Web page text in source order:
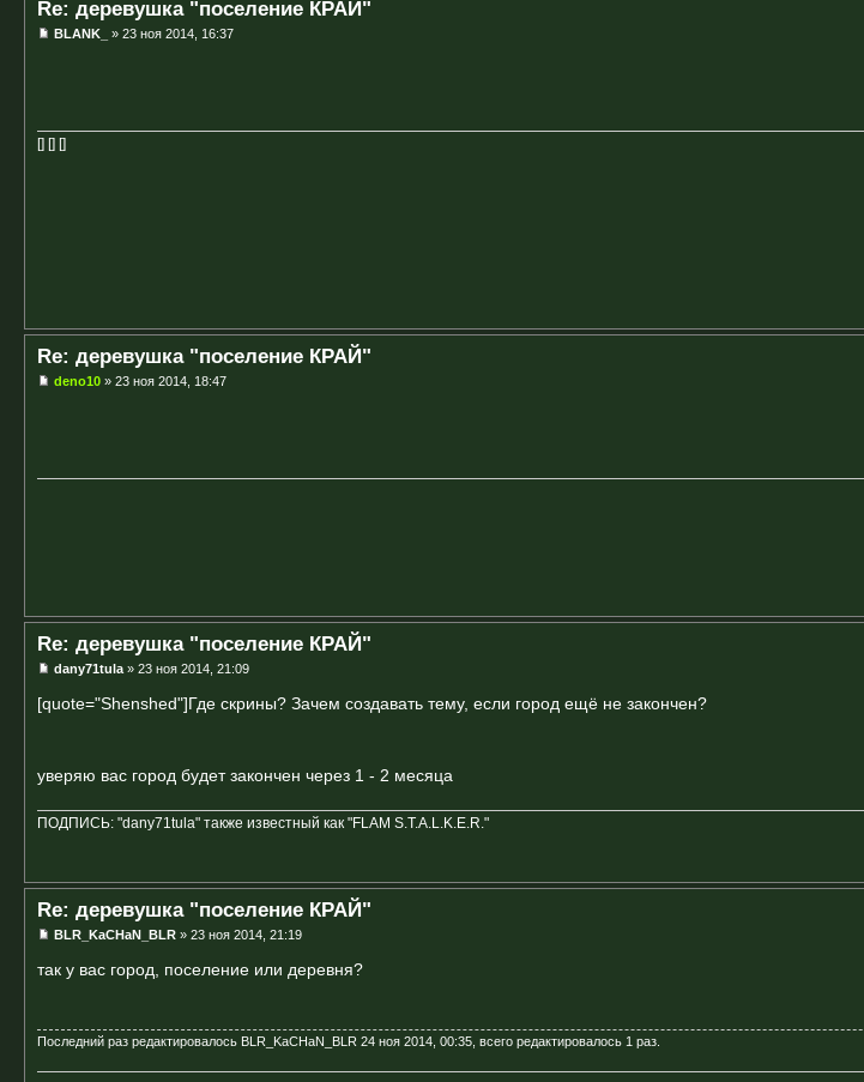
Re: деревушка "поселение КРАЙ"
BLANK_ » 23 ноя 2014, 16:37
[] [] []
Re: деревушка "поселение КРАЙ"
deno10 » 23 ноя 2014, 18:47
Re: деревушка "поселение КРАЙ"
dany71tula » 23 ноя 2014, 21:09
[quote="Shenshed"]Где скрины? Зачем создавать тему, если город ещё не закончен?
уверяю вас город будет закончен через 1 - 2 месяца
ПОДПИСЬ: "dany71tula" также известный как "FLAM S.T.A.L.K.E.R."
Re: деревушка "поселение КРАЙ"
BLR_KaCHaN_BLR » 23 ноя 2014, 21:19
так у вас город, поселение или деревня?
Последний раз редактировалось BLR_KaCHaN_BLR 24 ноя 2014, 00:35, всего редактировалось 1 раз.